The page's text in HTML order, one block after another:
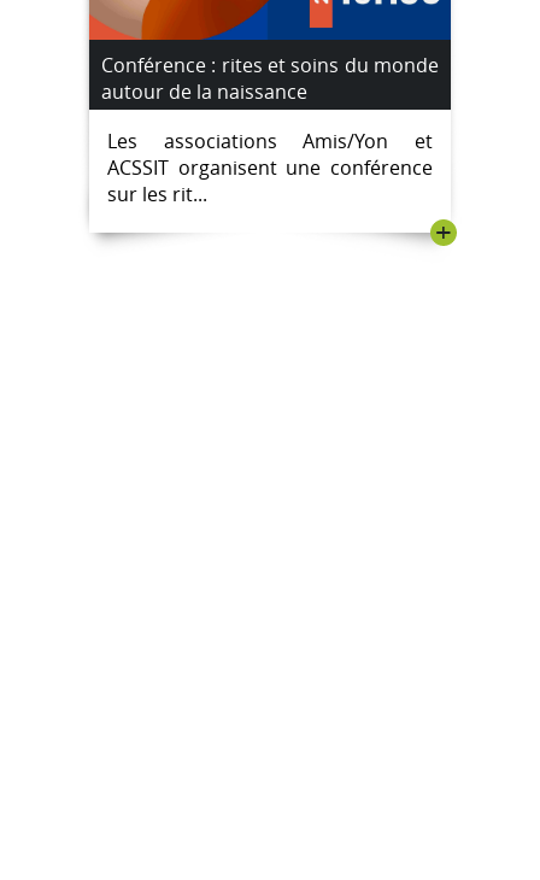
Conférence : rites et soins du monde
autour de la naissance
Les associations Amis/Yon et
ACSSIT organisent une conférence
sur les rit...
+